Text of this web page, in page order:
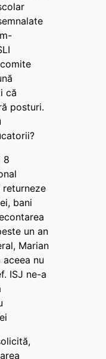
că
posturi.
8
bani
un an
Marian
aceea nu
ISJ ne-a